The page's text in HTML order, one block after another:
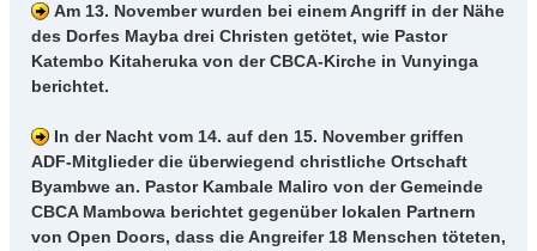
Am 13. November wurden bei einem Angriff in der Nähe
des Dorfes Mayba drei Christen getötet, wie Pastor
Katembo Kitaheruka von der CBCA-Kirche in Vunyinga
berichtet.
In der Nacht vom 14. auf den 15. November griffen
ADF-Mitglieder die überwiegend christliche Ortschaft
Byambwe an. Pastor Kambale Maliro von der Gemeinde
CBCA Mambowa berichtet gegenüber lokalen Partnern
von Open Doors, dass die Angreifer 18 Menschen töteten,